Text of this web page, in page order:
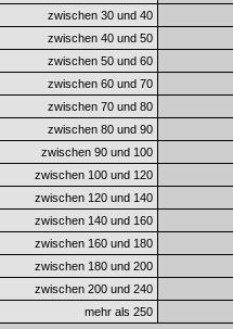
zwischen 30 und 40
zwischen 40 und 50
zwischen 50 und 60
zwischen 60 und 70
zwischen 70 und 80
zwischen 80 und 90
zwischen 90 und 100
zwischen 100 und 120
zwischen 120 und 140
zwischen 140 und 160
zwischen 160 und 180
zwischen 180 und 200
zwischen 200 und 240
mehr als 250